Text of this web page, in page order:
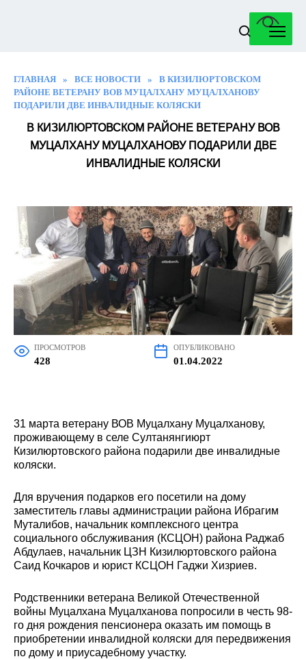
ГЛАВНАЯ » ВСЕ НОВОСТИ »
В КИЗИЛЮРТОВСКОМ
РАЙОНЕ ВЕТЕРАНУ ВОВ МУЦАЛХАНУ МУЦАЛХАНОВУ
ПОДАРИЛИ ДВЕ ИНВАЛИДНЫЕ КОЛЯСКИ
В КИЗИЛЮРТОВСКОМ РАЙОНЕ ВЕТЕРАНУ ВОВ
МУЦАЛХАНУ МУЦАЛХАНОВУ ПОДАРИЛИ ДВЕ
ИНВАЛИДНЫЕ КОЛЯСКИ
ПРОСМОТРОВ
428
ОПУБЛИКОВАНО
01.04.2022
31 марта ветерану ВОВ Муцалхану Муцалханову,
проживающему в селе Султанянгиюрт
Кизилюртовского района подарили две инвалидные
коляски.
Для вручения подарков его посетили на дому
заместитель главы администрации района Ибрагим
Муталибов, начальник комплексного центра
социального обслуживания (КСЦОН) района Раджаб
Абдулаев, начальник ЦЗН Кизилюртовского района
Саид Кочкаров и юрист КСЦОН Гаджи Хизриев.
Родственники ветерана Великой Отечественной
войны Муцалхана Муцалханова попросили в честь 98-
го дня рождения пенсионера оказать им помощь в
приобретении инвалидной коляски для передвижения
по дому и приусадебному участку.